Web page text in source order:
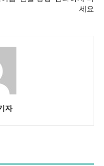
세요
자